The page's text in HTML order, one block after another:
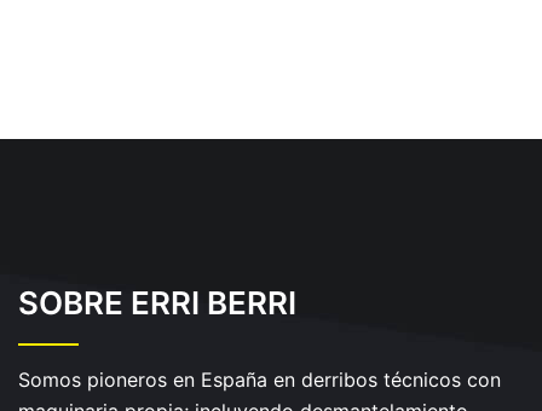
SOBRE ERRI BERRI
Somos pioneros en España en derribos técnicos con